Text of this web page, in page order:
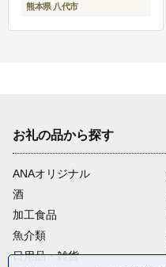
熊本県 八代市
お礼の品から探す
ANAオリジナル
酒
加工食品
魚介類
日用品・雑貨